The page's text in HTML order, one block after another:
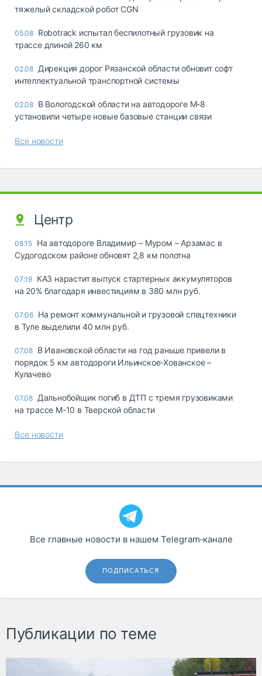
тяжелый складской робот CGN
05.08 Robotrack испытал беспилотный грузовик на
трассе длиной 260 км
02.08 Дирекция дорог Рязанской области обновит софт
интеллектуальной транспортной системы
02.08 В Вологодской области на автодороге М-8
установили четыре новые базовые станции связи
Все новости
Центр
08:15 На автодороге Владимир – Муром – Арзамас в
Судогодском районе обновят 2,8 км полотна
07:19 КАЗ нарастит выпуск стартерных аккумуляторов
на 20% благодаря инвестициям в 380 млн руб.
07:06 На ремонт коммунальной и грузовой спецтехники
в Туле выделили 40 млн руб.
07.08 В Ивановской области на год раньше привели в
порядок 5 км автодороги Ильинское-Хованское –
Кулачево
07.08 Дальнобойщик погиб в ДТП с тремя грузовиками
на трассе М-10 в Тверской области
Все новости
Все главные новости в нашем Telegram‑канале
ПОДПИСАТЬСЯ
Публикации по теме